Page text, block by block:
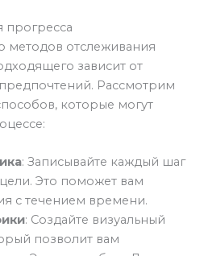
прогресса
методов отслеживания
зависит от
Рассмотрим
которые могут
: Записывайте каждый шаг
Это поможет вам
с течением времени.
: Создайте визуальный
позволит вам